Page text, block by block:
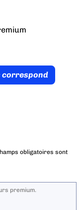
correspond
obligatoires sont